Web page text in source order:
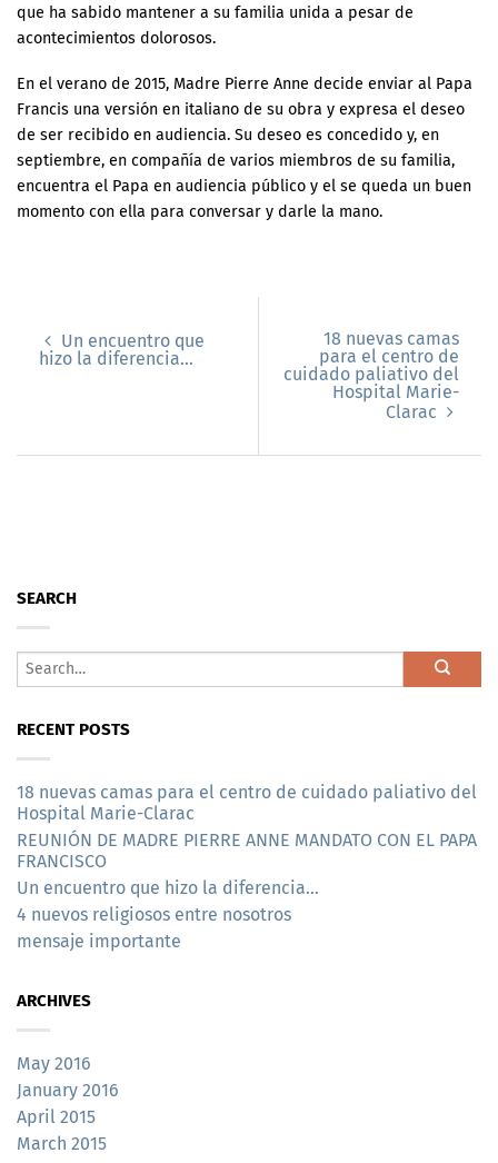
que ha sabido mantener a su familia unida a pesar de
acontecimientos dolorosos.
En el verano de 2015, Madre Pierre Anne decide enviar al Papa
Francis una versión en italiano de su obra y expresa el deseo
de ser recibido en audiencia. Su deseo es concedido y, en
septiembre, en compañía de varios miembros de su familia,
encuentra el Papa en audiencia público y el se queda un buen
momento con ella para conversar y darle la mano.
Un encuentro que
hizo la diferencia…
18 nuevas camas
para el centro de
cuidado paliativo del
Hospital Marie-
Clarac
SEARCH
RECENT POSTS
18 nuevas camas para el centro de cuidado paliativo del
Hospital Marie-Clarac
REUNIÓN DE MADRE PIERRE ANNE MANDATO CON EL PAPA
FRANCISCO
Un encuentro que hizo la diferencia…
4 nuevos religiosos entre nosotros
mensaje importante
ARCHIVES
May 2016
January 2016
April 2015
March 2015